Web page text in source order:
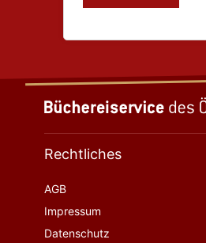
Rechtliches
AGB
Impressum
Datenschutz